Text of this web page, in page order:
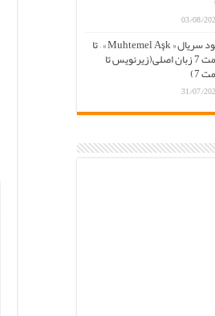
03/08/
دانلود سریال « Muhtemel Aşk » – تا
قسمت 7 زبان اصلی(زیرنویس تا
7)
31/07/